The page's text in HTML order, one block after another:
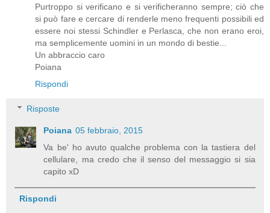
Purtroppo si verificano e si verificheranno sempre; ciò che
si può fare e cercare di renderle meno frequenti possibili ed
essere noi stessi Schindler e Perlasca, che non erano eroi,
ma semplicemente uomini in un mondo di bestie...
Un abbraccio caro
Poiana
Rispondi
Risposte
Poiana 05 febbraio, 2015
Va be' ho avuto qualche problema con la tastiera del
cellulare, ma credo che il senso del messaggio si sia
capito xD
Rispondi